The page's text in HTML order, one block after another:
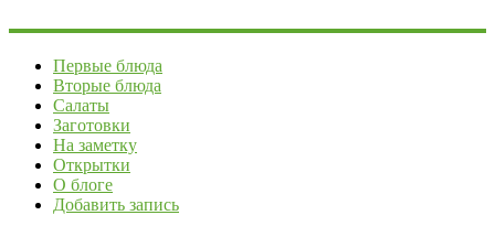
Первые блюда
Вторые блюда
Салаты
Заготовки
На заметку
Открытки
О блоге
Добавить запись